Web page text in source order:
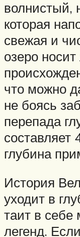
волнистый,
которая
свежая и
озеро
что можно
не боясь
перепада
составляет
глубина
История
уходит в
таит в себе
легенд.